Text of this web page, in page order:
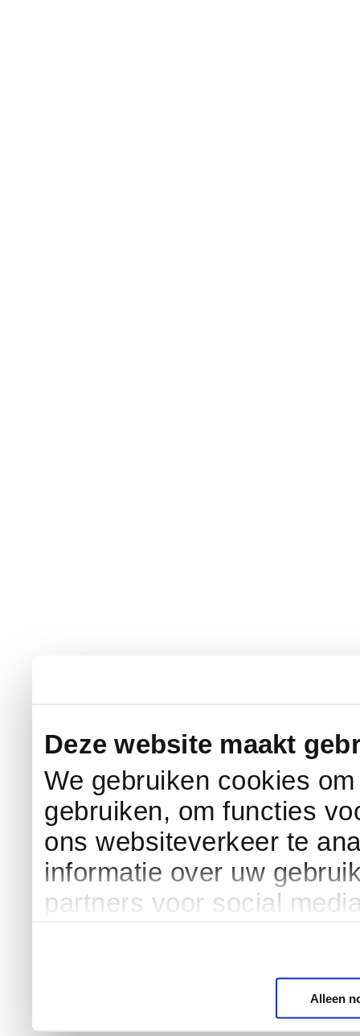
Deze website maakt
We gebruiken cookies
gebruiken, om functies
ons websiteverkeer te
informatie over uw
partners voor social
Alleen